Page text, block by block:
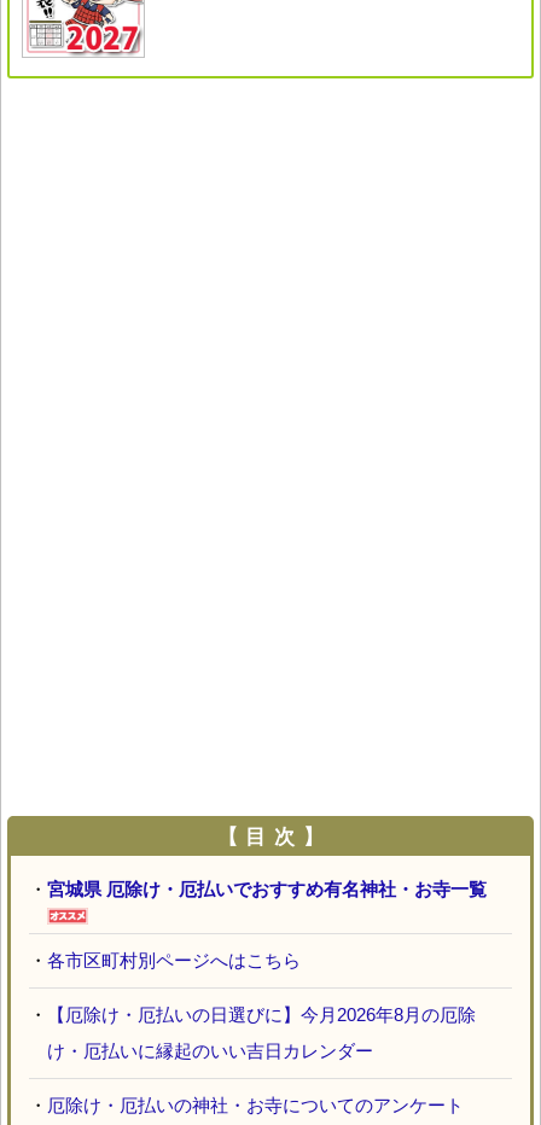
【 目 次 】
・ 宮城県 厄除け・厄払いでおすすめ有名神社・お寺一覧
・ 各市区町村別ページへはこちら
・
【厄除け・厄払いの日選びに】今月2026年8月の厄除
け・厄払いに縁起のいい吉日カレンダー
・ 厄除け・厄払いの神社・お寺についてのアンケート